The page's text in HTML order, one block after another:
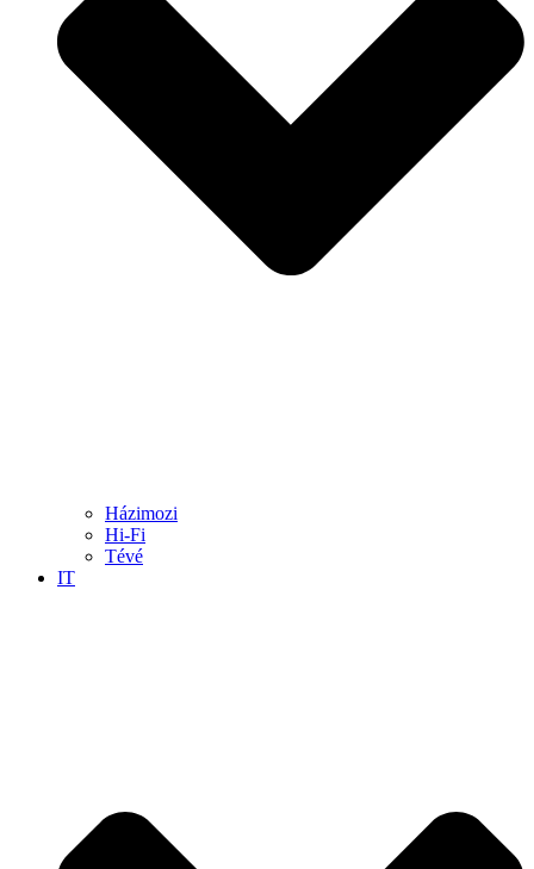
Házimozi
Hi-Fi
Tévé
IT